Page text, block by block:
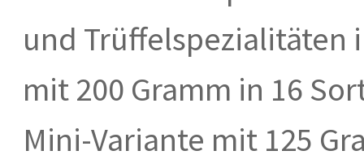
und Trüffelspezialitäten
mit 200 Gramm in 16
Mini-Variante mit 125